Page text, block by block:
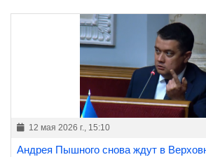
12 мая 2026 г., 15:10
Андрея Пышного снова ждут в